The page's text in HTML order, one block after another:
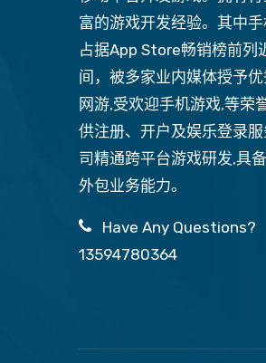
富的游戏开发经验。其中
占据App Store畅销榜前列
间，被多家业内媒体授予
网游,受欢迎手机游戏,等荣
供注册、开户及娱乐登录
司精通跨平台游戏研发,具
外包业务能力。
Have Any Questions?
13594780364